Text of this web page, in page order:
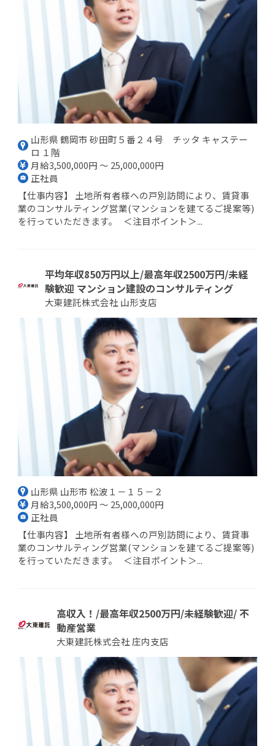
山形県 鶴岡市 砂田町５番２４号 チッタ キャステー
ロ １階
月給3,500,000円 ～ 25,000,000円
正社員
【仕事内容】 土地所有者様への戸別訪問により、賃貸事
業のコンサルティング営業(マンションを建てるご提案等)
を行っていただきます。 ＜注目ポイント＞...
平均年収850万円以上/最高年収2500万円/未経
験歓迎 マンション建設のコンサルティング
大東建託株式会社 山形支店
山形県 山形市 松波１－１５－２
月給3,500,000円 ～ 25,000,000円
正社員
【仕事内容】 土地所有者様への戸別訪問により、賃貸事
業のコンサルティング営業(マンションを建てるご提案等)
を行っていただきます。 ＜注目ポイント＞...
高収入！/最高年収2500万円/未経験歓迎/ 不
動産営業
大東建託株式会社 庄内支店